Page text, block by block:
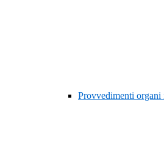
Provvedimenti